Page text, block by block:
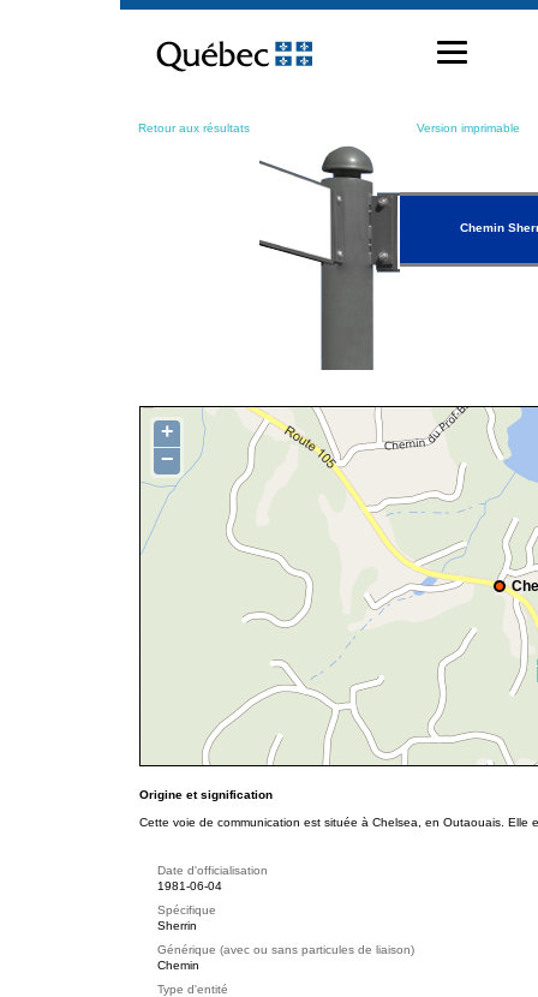
contenu
Retour aux résultats Version imprimable
Chemin
+
−
Origine et signification
Cette voie de communication est située à Chelsea, en Outaouais. Elle
Date d'officialisation
1981-06-04
Spécifique
Sherrin
Générique (avec ou sans particules de liaison)
Chemin
Type d'entité